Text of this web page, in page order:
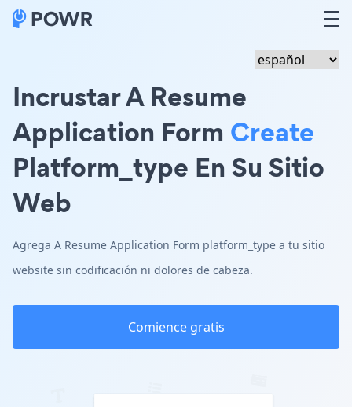
Incrustar A Resume
Application Form Create
Platform_type En Su Sitio
Web
Agrega A Resume Application Form platform_type a tu sitio
website sin codificación ni dolores de cabeza.
Comience gratis